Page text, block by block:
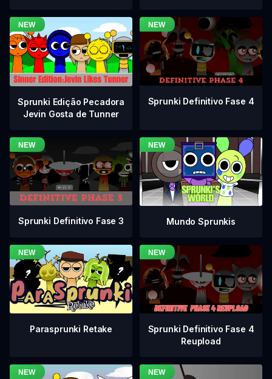
Sprunki Edição Pecadora
Jevin Gosta de Tunner
Sprunki Definitivo Fase 4
Sprunki Definitivo Fase 3 Mundo Sprunkis
Parasprunki Retake
Sprunki Definitivo Fase 4
Reupload